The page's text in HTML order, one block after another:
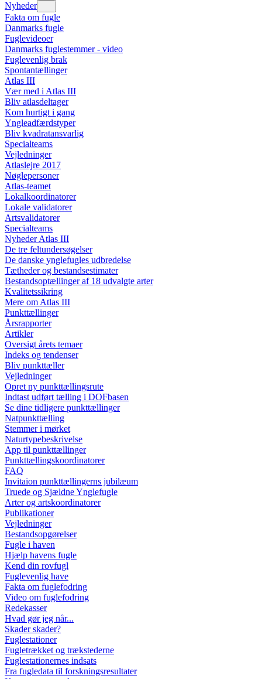
Nyheder
Fakta om fugle
Danmarks fugle
Fuglevideoer
Danmarks fuglestemmer - video
Fuglevenlig brak
Spontantællinger
Atlas III
Vær med i Atlas III
Bliv atlasdeltager
Kom hurtigt i gang
Yngleadfærdstyper
Bliv kvadratansvarlig
Specialteams
Vejledninger
Atlaslejre 2017
Nøglepersoner
Atlas-teamet
Lokalkoordinatorer
Lokale validatorer
Artsvalidatorer
Specialteams
Nyheder Atlas III
De tre feltundersøgelser
De danske ynglefugles udbredelse
Tætheder og bestandsestimater
Bestandsoptællinger af 18 udvalgte arter
Kvalitetssikring
Mere om Atlas III
Punkttællinger
Årsrapporter
Artikler
Oversigt årets temaer
Indeks og tendenser
Bliv punkttæller
Vejledninger
Opret ny punkttællingsrute
Indtast udført tælling i DOFbasen
Se dine tidligere punkttællinger
Natpunkttælling
Stemmer i mørket
Naturtypebeskrivelse
App til punkttællinger
Punkttællingskoordinatorer
FAQ
Invitaion punkttællingerns jubilæum
Truede og Sjældne Ynglefugle
Arter og artskoordinatorer
Publikationer
Vejledninger
Bestandsopgørelser
Fugle i haven
Hjælp havens fugle
Kend din rovfugl
Fuglevenlig have
Fakta om fuglefodring
Video om fuglefodring
Redekasser
Hvad gør jeg når...
Skader skader?
Fuglestationer
Fugletrækket og trækstederne
Fuglestationernes indsats
Fra fugledata til forskningsresultater